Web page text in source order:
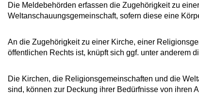
Die Meldebehörden erfassen die Zugehörigkeit zu
Weltanschauungsgemeinschaft, sofern diese eine
An die Zugehörigkeit zu einer Kirche, einer
öffentlichen Rechts ist, knüpft sich ggf. unter anderem
Die Kirchen, die Religionsgemeinschaften und die
sind, können zur Deckung ihrer Bedürfnisse von ihren